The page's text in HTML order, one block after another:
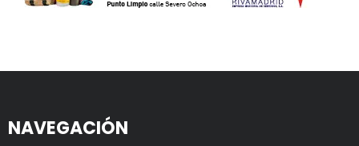
NAVEGACIÓN